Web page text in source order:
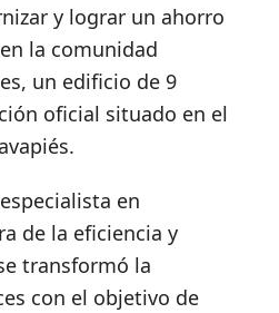
y lograr un ahorro
la comunidad
un edificio de 9
oficial situado en el
en
de la eficiencia y
transformó la
con el objetivo de